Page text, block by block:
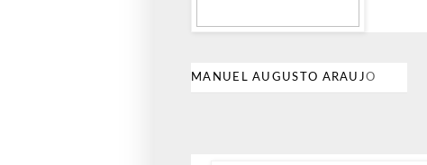
MANUEL AUGUSTO ARAUJO